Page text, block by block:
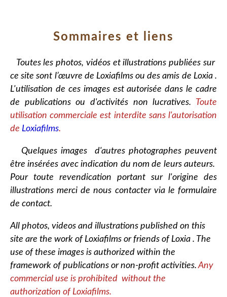
Sommaires et liens
Toutes les photos, vidéos et illustrations publiées sur
ce site sont l’œuvre de Loxiafilms ou des amis de Loxia .
L'utilisation de ces images est autorisée dans le cadre
de publications ou d'activités non lucratives. Toute
utilisation commerciale est interdite sans l'autorisation
de Loxiafilms.
Quelques images d'autres photographes peuvent
être insérées avec indication du nom de leurs auteurs.
Pour toute revendication portant sur l'origine des
illustrations merci de nous contacter via le formulaire
de contact.
All photos, videos and illustrations published on this
site are the work of Loxiafilms or friends of Loxia . The
use of these images is authorized within the
framework of publications or non-profit activities.Any
commercial use is prohibited without the
authorization of Loxiafilms.